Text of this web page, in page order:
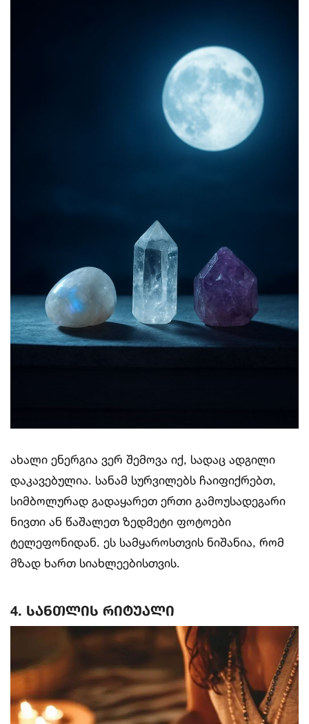
ახალი ენერგია ვერ შემოვა იქ, სადაც ადგილი
დაკავებულია. სანამ სურვილებს ჩაიფიქრებთ,
სიმბოლურად გადაყარეთ ერთი გამოუსადეგარი
ნივთი ან წაშალეთ ზედმეტი ფოტოები
ტელეფონიდან. ეს სამყაროსთვის ნიშანია, რომ
მზად ხართ სიახლეებისთვის.
4. სანთლის რიტუალი